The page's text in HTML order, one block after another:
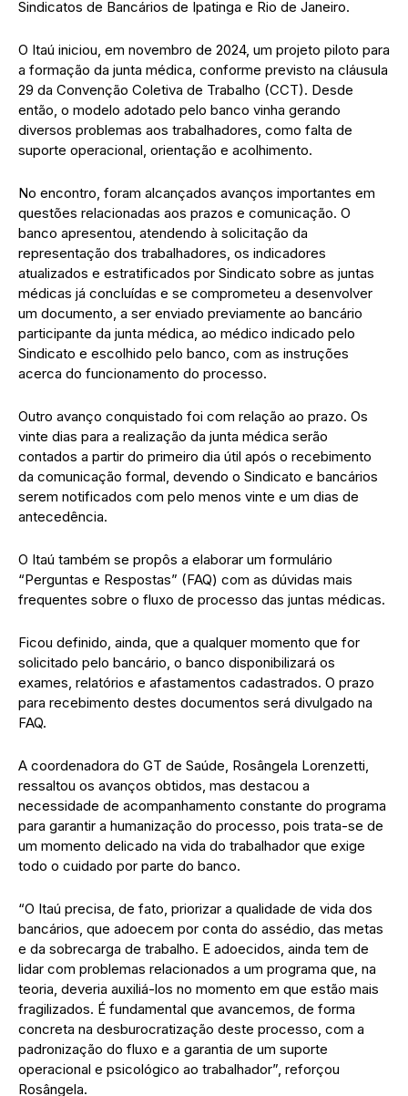
Sindicatos de Bancários de Ipatinga e Rio de Janeiro.
O Itaú iniciou, em novembro de 2024, um projeto piloto para
a formação da junta médica, conforme previsto na cláusula
29 da Convenção Coletiva de Trabalho (CCT). Desde
então, o modelo adotado pelo banco vinha gerando
diversos problemas aos trabalhadores, como falta de
suporte operacional, orientação e acolhimento.
No encontro, foram alcançados avanços importantes em
questões relacionadas aos prazos e comunicação. O
banco apresentou, atendendo à solicitação da
representação dos trabalhadores, os indicadores
atualizados e estratificados por Sindicato sobre as juntas
médicas já concluídas e se comprometeu a desenvolver
um documento, a ser enviado previamente ao bancário
participante da junta médica, ao médico indicado pelo
Sindicato e escolhido pelo banco, com as instruções
acerca do funcionamento do processo.
Outro avanço conquistado foi com relação ao prazo. Os
vinte dias para a realização da junta médica serão
contados a partir do primeiro dia útil após o recebimento
da comunicação formal, devendo o Sindicato e bancários
serem notificados com pelo menos vinte e um dias de
antecedência.
O Itaú também se propôs a elaborar um formulário
“Perguntas e Respostas” (FAQ) com as dúvidas mais
frequentes sobre o fluxo de processo das juntas médicas.
Ficou definido, ainda, que a qualquer momento que for
solicitado pelo bancário, o banco disponibilizará os
exames, relatórios e afastamentos cadastrados. O prazo
para recebimento destes documentos será divulgado na
FAQ.
A coordenadora do GT de Saúde, Rosângela Lorenzetti,
ressaltou os avanços obtidos, mas destacou a
necessidade de acompanhamento constante do programa
para garantir a humanização do processo, pois trata-se de
um momento delicado na vida do trabalhador que exige
todo o cuidado por parte do banco.
“O Itaú precisa, de fato, priorizar a qualidade de vida dos
bancários, que adoecem por conta do assédio, das metas
e da sobrecarga de trabalho. E adoecidos, ainda tem de
lidar com problemas relacionados a um programa que, na
teoria, deveria auxiliá-los no momento em que estão mais
fragilizados. É fundamental que avancemos, de forma
concreta na desburocratização deste processo, com a
padronização do fluxo e a garantia de um suporte
operacional e psicológico ao trabalhador”, reforçou
Rosângela.